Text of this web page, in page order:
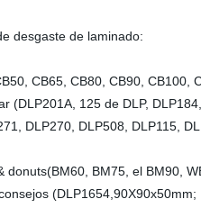
desgaste de laminado:
CB65, CB80, CB90, CB100,
(DLP201A, 125 de DLP,
DLP270, DLP508, DLP115,
BM75, el BM90,